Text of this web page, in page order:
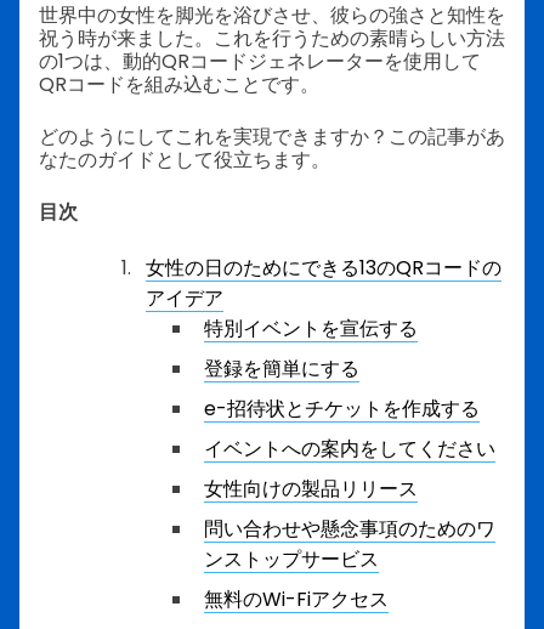
世界中の女性を脚光を浴びさせ、彼らの強さと知性を
祝う時が来ました。これを行うための素晴らしい方法
の1つは、動的QRコードジェネレーターを使用して
QRコードを組み込むことです。
どのようにしてこれを実現できますか？この記事があ
なたのガイドとして役立ちます。
目次
女性の日のためにできる13のQRコードの
アイデア
特別イベントを宣伝する
登録を簡単にする
e-招待状とチケットを作成する
イベントへの案内をしてください
女性向けの製品リリース
問い合わせや懸念事項のためのワ
ンストップサービス
無料のWi-Fiアクセス